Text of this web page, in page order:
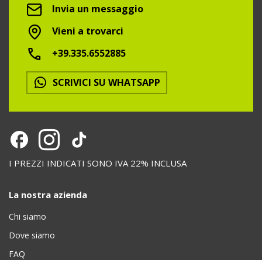
Invia un messaggio
Vieni a trovarci
+39.335.6552885
SCRIVICI SU WHATSAPP
I PREZZI INDICATI SONO IVA 22% INCLUSA
La nostra azienda
Chi siamo
Dove siamo
FAQ